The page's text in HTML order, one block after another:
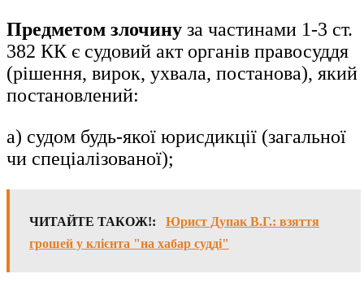
Предметом злочину за частинами 1-3 ст.
382 КК є судовий акт органів правосуддя
(рішення, вирок, ухвала, постанова), який
постановлений:
а) судом будь-якої юрисдикції (загальної
чи спеціалізованої);
ЧИТАЙТЕ ТАКОЖ!:
Юрист Дупак В.Г.: взяття
грошей у клієнта "на хабар судді"